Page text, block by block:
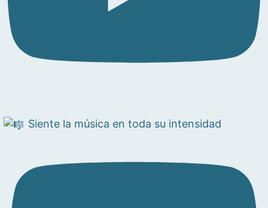
Siente la música en toda su intensidad